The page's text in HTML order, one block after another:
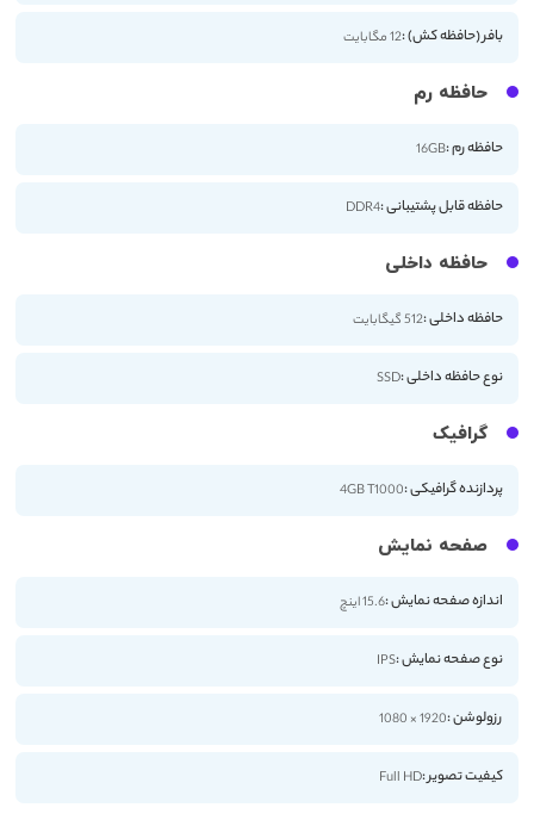
بافر (حافظه کش) :12 مگابایت
حافظه رم
حافظه رم :16GB
حافظه قابل پشتیبانی :DDR4
حافظه داخلی
حافظه داخلی :512 گیگابایت
نوع حافظه داخلی :SSD
گرافیک
پردازنده گرافیکی :4GB T1000
صفحه نمایش
اندازه صفحه نمایش :15.6 اینچ
نوع صفحه نمایش :IPS
رزولوشن :1920 × 1080
کیفیت تصویر :Full HD